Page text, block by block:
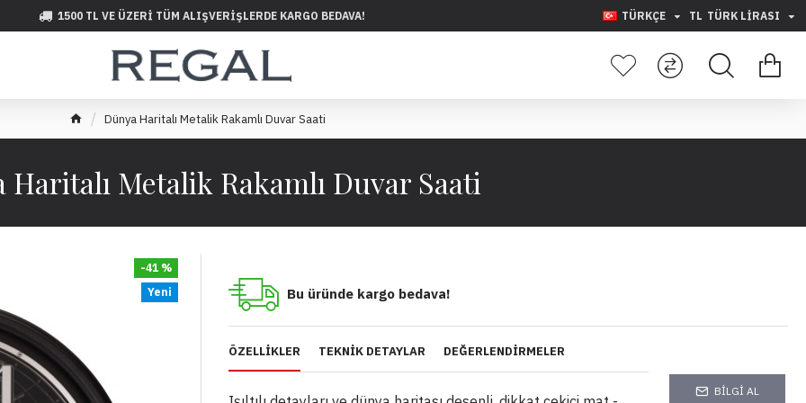
1500 TL VE ÜZERI TÜM ALIŞVERIŞLERDE KARGO BEDAVA! TÜRKÇE TL TÜRK LIRASI
Dünya Haritalı Metalik Rakamlı Duvar Saati
Haritalı Metalik Rakamlı Duvar Saati
Yeni
-41 %
ÖZELLIKLER TEKNIK DETAYLAR DEĞERLENDIRMELER
BILGI AL
Bu üründe kargo bedava!